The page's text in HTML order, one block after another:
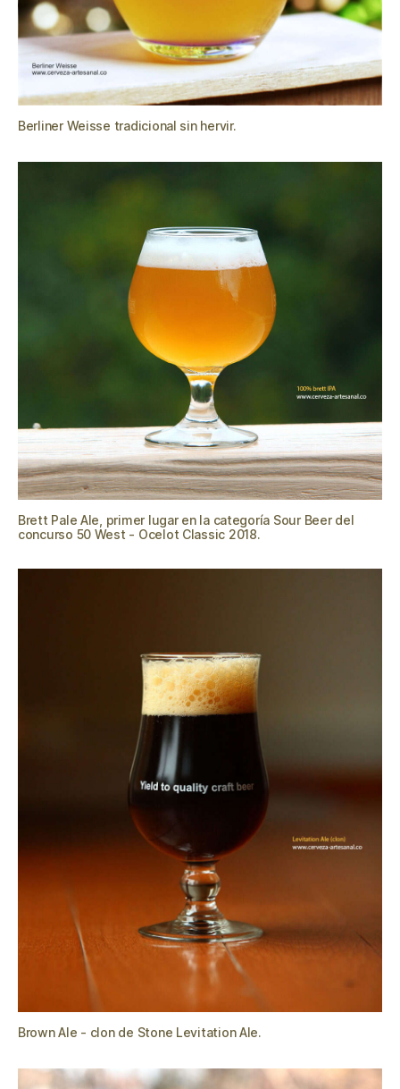
Berliner Weisse tradicional sin hervir.
Brett Pale Ale, primer lugar en la categoría Sour Beer del
concurso 50 West - Ocelot Classic 2018.
Brown Ale - clon de Stone Levitation Ale.